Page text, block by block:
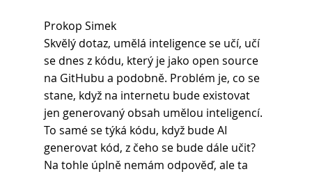
Prokop Simek
Skvělý dotaz, umělá inteligence se učí, učí
se dnes z kódu, který je jako open source
na GitHubu a podobně. Problém je, co se
stane, když na internetu bude existovat
jen generovaný obsah umělou inteligencí.
To samé se týká kódu, když bude AI
generovat kód, z čeho se bude dále učit?
Na tohle úplně nemám odpověď, ale ta